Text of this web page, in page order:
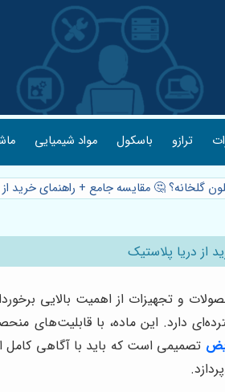
ترازو باسکول مواد شیمیایی
گلخانه؟ 🤔 مقایسه جامع + راهنمای خرید
از دریا پلاستیک
و تجهیزات از اهمیت بالایی
دارد. این ماده، با قابلیت‌های
تصمیمی است که باید با آگاهی کامل